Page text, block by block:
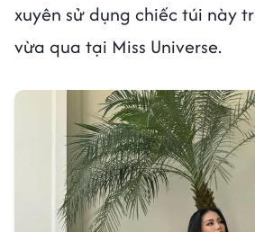
xuyên sử dụng chiếc túi này
vừa qua tại Miss Universe.